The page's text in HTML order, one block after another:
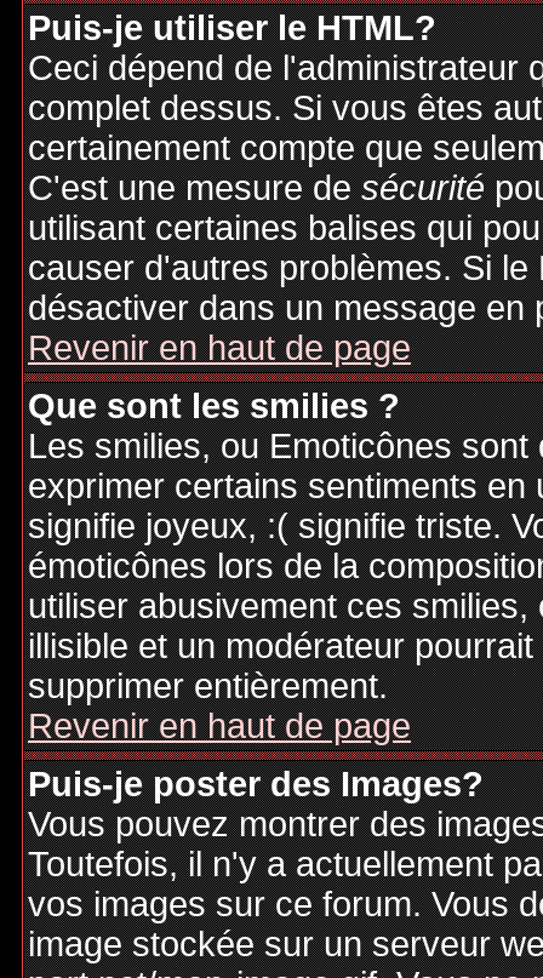
Puis-je utiliser le HTML?
Ceci dépend de l'administrateur
complet dessus. Si vous êtes
certainement compte que
C'est une mesure desécurité
utilisant certaines balises qui
causer d'autres problèmes. Si
désactiver dans un message en
Revenir en haut de page
Que sont les smilies ?
Les smilies, ou Emoticônes
exprimer certains sentiments
signifie joyeux, :( signifie triste.
émoticônes lors de la
utiliser abusivement ces
illisible et un modérateur
supprimer entièrement.
Revenir en haut de page
Puis-je poster des Images?
Vous pouvez montrer des
Toutefois, il n'y a actuellement
vos images sur ce forum. Vous
image stockée sur un serveur